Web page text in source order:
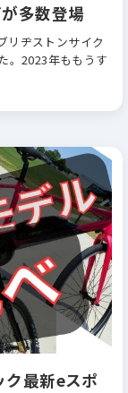
多数登場
リヂストンサイク
。2023年ももうす
ク最新eスポ